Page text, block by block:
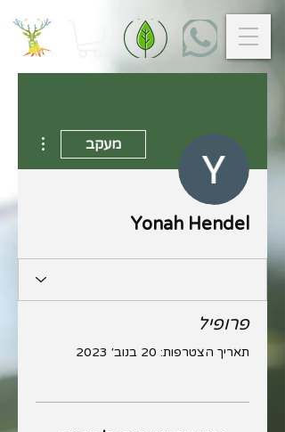
מעקב
Yonah Hendel
פרופיל
תאריך הצטרפות: 20 בנוב׳ 2023